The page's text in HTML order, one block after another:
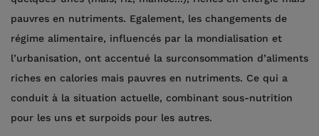
pauvres en nutriments. Egalement, les changements de
régime alimentaire, influencés par la mondialisation et
l’urbanisation, ont accentué la surconsommation d’aliments
riches en calories mais pauvres en nutriments. Ce qui a
conduit à la situation actuelle, combinant sous-nutrition
pour les uns et surpoids pour les autres.